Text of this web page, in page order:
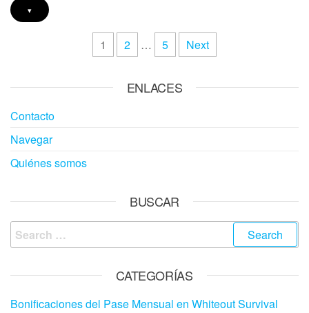
▾
1 2 … 5 Next
ENLACES
Contacto
Navegar
Quiénes somos
BUSCAR
Search
for:
CATEGORÍAS
Bonificaciones del Pase Mensual en Whiteout Survival